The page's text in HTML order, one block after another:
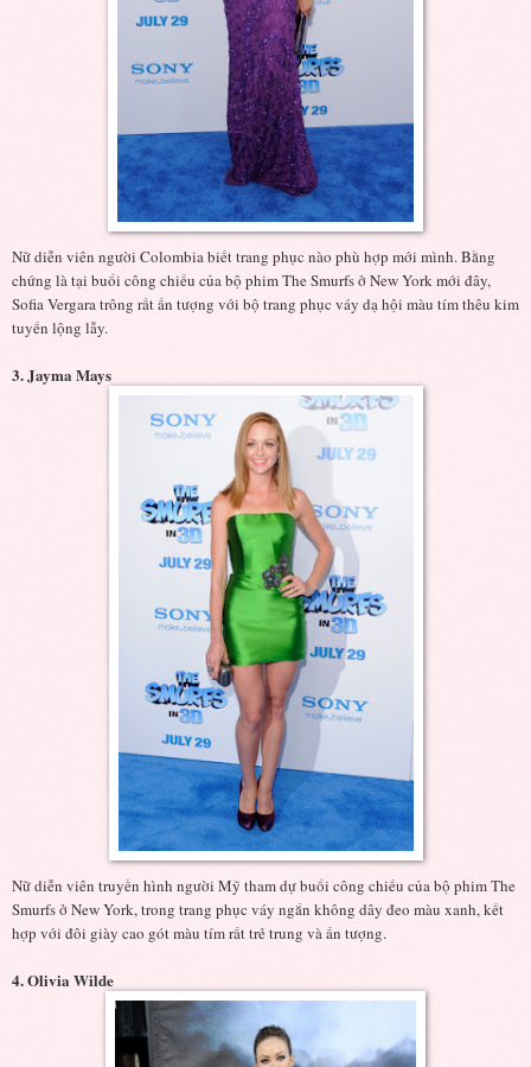
Nữ diễn viên người Colombia biết trang phục nào phù hợp mới mình. Bằng
chứng là tại buổi công chiếu của bộ phim The Smurfs ở New York mới đây,
Sofia Vergara trông rất ấn tượng với bộ trang phục váy dạ hội màu tím thêu kim
tuyến lộng lẫy.
3. Jayma Mays
Nữ diễn viên truyền hình người Mỹ tham dự buổi công chiếu của bộ phim The
Smurfs ở New York, trong trang phục váy ngắn không dây đeo màu xanh, kết
hợp với đôi giày cao gót màu tím rất trẻ trung và ấn tượng.
4. Olivia Wilde